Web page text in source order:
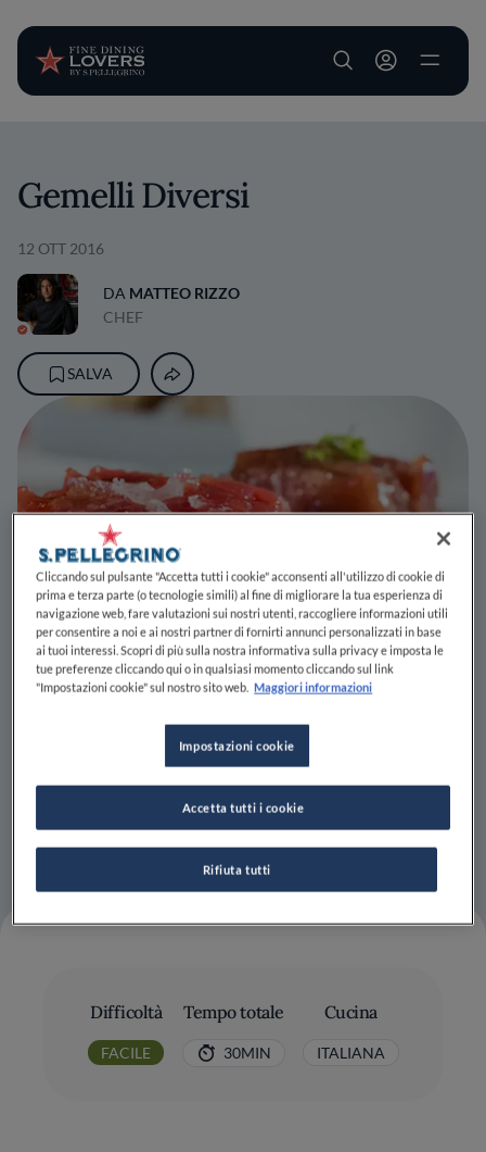
User account
Gemelli Diversi
12 OTT 2016
DA MATTEO RIZZO
CHEF
SALVA
Difficoltà
FACILE
Tempo totale
30MIN
Cucina
ITALIANA
Cliccando sul pulsante "Accetta tutti i cookie" acconsenti all'utilizzo di cookie di
prima e terza parte (o tecnologie simili) al fine di migliorare la tua esperienza di
navigazione web, fare valutazioni sui nostri utenti, raccogliere informazioni utili
per consentire a noi e ai nostri partner di fornirti annunci personalizzati in base
ai tuoi interessi. Scopri di più sulla nostra informativa sulla privacy e imposta le
tue preferenze cliccando qui o in qualsiasi momento cliccando sul link
"Impostazioni cookie" sul nostro sito web. Maggiori informazioni
Impostazioni cookie
Rifiuta tutti
Accetta tutti i cookie